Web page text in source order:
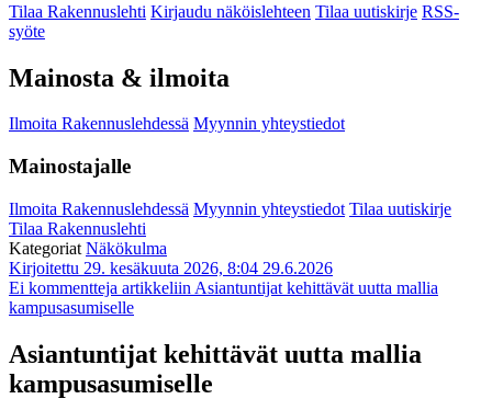
Tilaa Rakennuslehti Kirjaudu näköislehteen Tilaa uutiskirje RSS-
syöte
Mainosta & ilmoita
Ilmoita Rakennuslehdessä Myynnin yhteystiedot
Mainostajalle
Ilmoita Rakennuslehdessä Myynnin yhteystiedot Tilaa uutiskirje
Tilaa Rakennuslehti
Kategoriat Näkökulma
Kirjoitettu 29. kesäkuuta 2026, 8:04 29.6.2026
Ei kommentteja artikkeliin Asiantuntijat kehittävät uutta mallia
kampusasumiselle
Asiantuntijat kehittävät uutta mallia
kampusasumiselle